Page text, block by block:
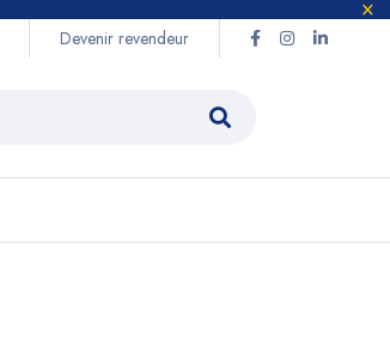
Devenir revendeur